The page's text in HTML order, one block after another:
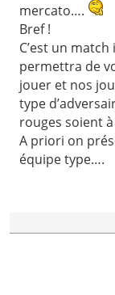
mercato….
Bref !
C’est un
permettra de
jouer et nos
type
rouges soient à
A priori on
équipe type….